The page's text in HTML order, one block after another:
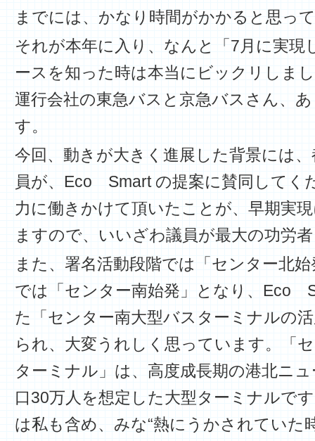
までには、かなり時間がかかると思っ
それが本年に入り、なんと「7月に実現
ースを知った時は本当にビックリしま
運行会社の東急バスと京急バスさん、
す。
今回、動きが大きく進展した背景には
員が、Eco Smart の提案に賛同してく
力に働きかけて頂いたことが、早期実
ますので、いいざわ議員が最大の功労
また、署名活動段階では「センター北
では「センター南始発」となり、Eco
た「センター南大型バスターミナルの
られ、大変うれしく思っています。「
ターミナル」は、高度成長期の港北ニ
口30万人を想定した大型ターミナルで
は私も含め、みな“熱にうかされていた